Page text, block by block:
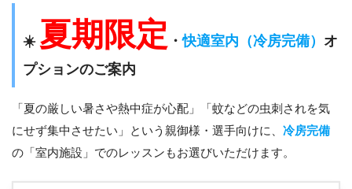
☀️ 夏期限定 ・快適室内（冷房完備） オ
プションのご案内
「夏の厳しい暑さや熱中症が心配」「蚊などの虫刺されを気
にせず集中させたい」という親御様・選手向けに、 冷房完備
の「室内施設」でのレッスンもお選びいただけます。